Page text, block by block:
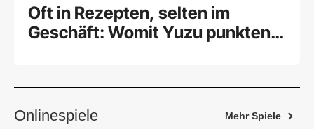
Oft in Rezepten, selten im
Geschäft: Womit Yuzu punkten
Onlinespiele Mehr Spiele